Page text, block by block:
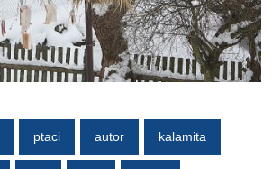
ptaci autor kalamita